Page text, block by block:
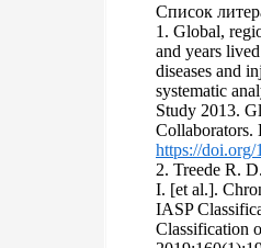
Список
1. Global,
and years
diseases and
systematic
Study 2013.
Collaborators.
https://doi.org/
2. Treede R.
I. [et al.].
IASP
Classification